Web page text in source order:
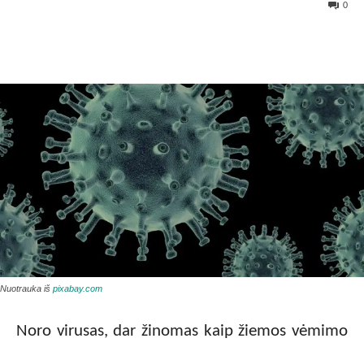
0
Nuotrauka iš pixabay.com
Noro virusas, dar žinomas kaip žiemos vėmimo